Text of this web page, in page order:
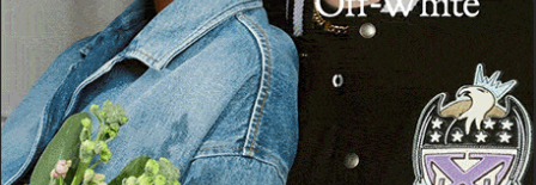
IPPICA